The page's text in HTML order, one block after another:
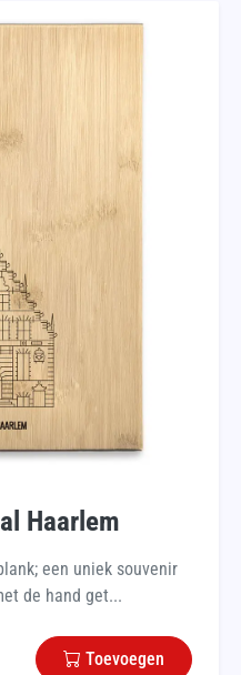
Haarlem
een uniek souvenir
de hand get...
Toevoegen